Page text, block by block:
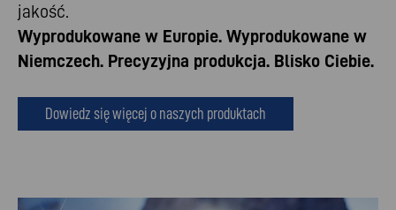
jakość.
Wyprodukowane w Europie. Wyprodukowane w
Niemczech. Precyzyjna produkcja. Blisko Ciebie.
Dowiedz się więcej o naszych produktach